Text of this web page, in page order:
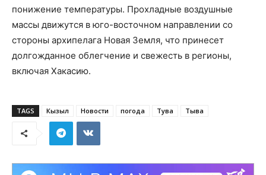
понижение температуры. Прохладные воздушные
массы движутся в юго-восточном направлении со
стороны архипелага Новая Земля, что принесет
долгожданное облегчение и свежесть в регионы,
включая Хакасию.
TAGS Кызыл Новости погода Тува Тыва